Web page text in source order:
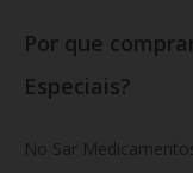
Por que
Especiais?
No Sar